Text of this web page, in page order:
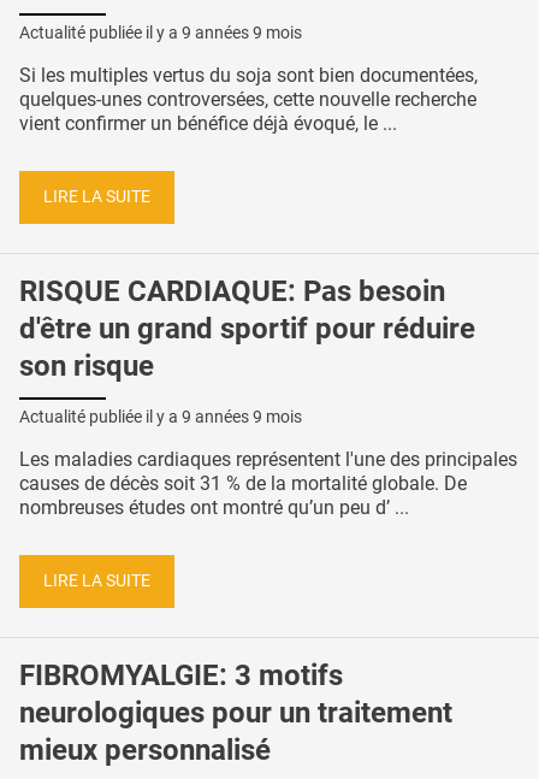
Actualité publiée il y a 9 années 9 mois
Si les multiples vertus du soja sont bien documentées,
quelques-unes controversées, cette nouvelle recherche
vient confirmer un bénéfice déjà évoqué, le ...
LIRE LA SUITE
RISQUE CARDIAQUE: Pas besoin
d'être un grand sportif pour réduire
son risque
Actualité publiée il y a 9 années 9 mois
Les maladies cardiaques représentent l'une des principales
causes de décès soit 31 % de la mortalité globale. De
nombreuses études ont montré qu’un peu d’ ...
LIRE LA SUITE
FIBROMYALGIE: 3 motifs
neurologiques pour un traitement
mieux personnalisé